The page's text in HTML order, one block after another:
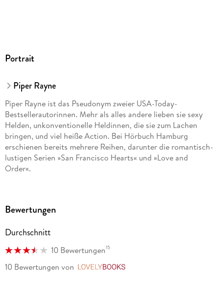
Portrait
Piper Rayne
Piper Rayne ist das Pseudonym zweier USA-Today-
Bestsellerautorinnen. Mehr als alles andere lieben sie sexy
Helden, unkonventionelle Heldinnen, die sie zum Lachen
bringen, und viel heiße Action. Bei Hörbuch Hamburg
erschienen bereits mehrere Reihen, darunter die romantisch-
lustigen Serien »San Francisco Hearts« und »Love and
Order«.
Bewertungen
Durchschnitt
10 Bewertungen15
10 Bewertungen von